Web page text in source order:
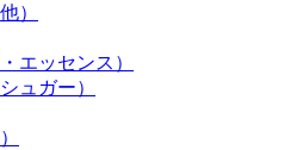
）
エッセンス）
ュガー）